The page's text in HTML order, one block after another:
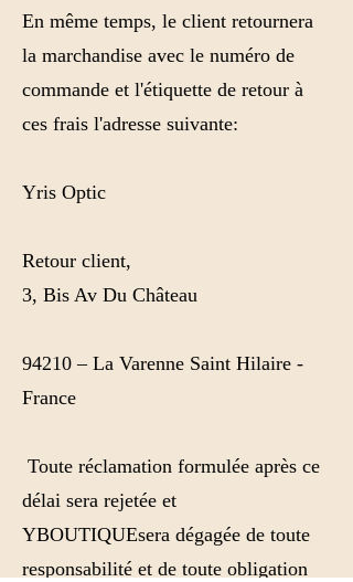
En même temps, le client retournera
la marchandise avec le numéro de
commande et l'étiquette de retour à
ces frais l'adresse suivante:
Yris Optic
Retour client,
3, Bis Av Du Château
94210 – La Varenne Saint Hilaire -
France
Toute réclamation formulée après ce
délai sera rejetée et
YBOUTIQUEsera dégagée de toute
responsabilité et de toute obligation